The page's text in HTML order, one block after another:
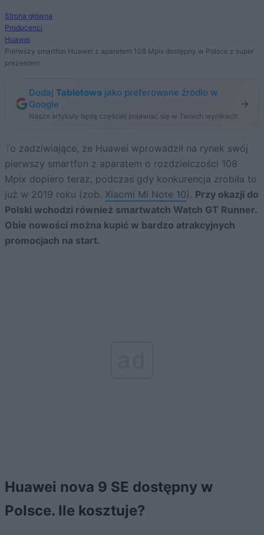
Strona główna
Producenci
Huawei
Pierwszy smartfon Huawei z aparatem 108 Mpix dostępny w Polsce z super
prezentem
Dodaj Tabletowo jako preferowane źródło w
Google
Nasze artykuły będą częściej pojawiać się w Twoich wynikach
To zadziwiające, że Huawei wprowadził na rynek swój
pierwszy smartfon z aparatem o rozdzielczości 108
Mpix dopiero teraz, podczas gdy konkurencja zrobiła to
już w 2019 roku (zob. Xiaomi Mi Note 10). Przy okazji do
Polski wchodzi również smartwatch Watch GT Runner.
Obie nowości można kupić w bardzo atrakcyjnych
promocjach na start.
Huawei nova 9 SE dostępny w
Polsce. Ile kosztuje?